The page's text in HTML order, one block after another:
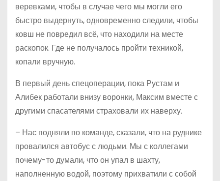
веревками, чтобы в случае чего мы могли его
быстро выдернуть, одновременно следили, чтобы
ковш не повредил всё, что находили на месте
раскопок. Где не получалось пройти техникой,
копали вручную.
В первый день спецоперации, пока Рустам и
Алибек работали внизу воронки, Максим вместе с
другими спасателями страховали их наверху.
– Нас подняли по команде, сказали, что на руднике
провалился автобус с людьми. Мы с коллегами
почему-то думали, что он упал в шахту,
наполненную водой, поэтому прихватили с собой